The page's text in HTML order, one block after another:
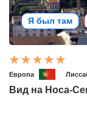
Я был там
Европа
Вид на Носа-